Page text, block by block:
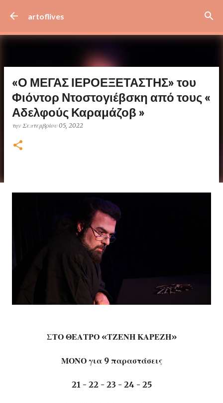
artoflives
«Ο ΜΕΓΑΣ ΙΕΡΟΕΞΕΤΑΣΤΗΣ» του
Φιόντορ Ντοστογιέβσκη από τους «
Αδελφούς Καραμάζοβ »
την Σεπτεμβρίου 05, 2022
ΣΤΟ ΘΕΑΤΡΟ «ΤΖΕΝΗ ΚΑΡΕΖΗ»
ΜΟΝΟ για 9 παραστάσεις
21 - 22 - 23 - 24 - 25